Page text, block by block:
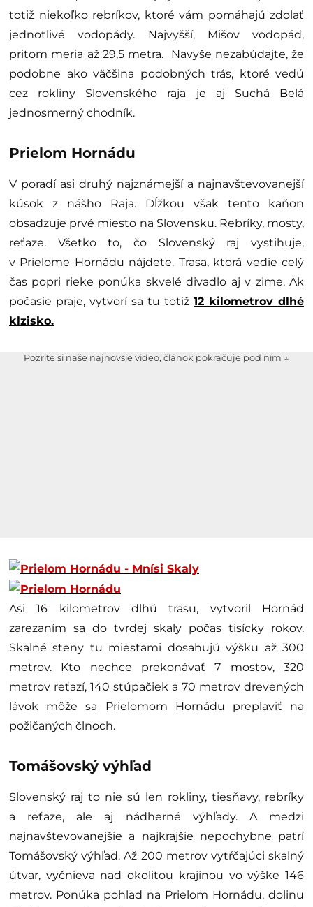
totiž niekoľko rebríkov, ktoré vám pomáhajú zdolať
jednotlivé vodopády. Najvyšší, Mišov vodopád,
pritom meria až 29,5 metra. Navyše nezabúdajte, že
podobne ako väčšina podobných trás, ktoré vedú
cez rokliny Slovenského raja je aj Suchá Belá
jednosmerný chodník.
Prielom Hornádu
V poradí asi druhý najznámejší a najnavštevovanejší
kúsok z nášho Raja. Dĺžkou však tento kaňon
obsadzuje prvé miesto na Slovensku. Rebríky, mosty,
reťaze. Všetko to, čo Slovenský raj vystihuje,
v Prielome Hornádu nájdete. Trasa, ktorá vedie celý
čas popri rieke ponúka skvelé divadlo aj v zime. Ak
počasie praje, vytvorí sa tu totiž 12 kilometrov dlhé
klzisko.
Pozrite si naše najnovšie video, článok pokračuje pod ním ↓
Asi 16 kilometrov dlhú trasu, vytvoril Hornád
zarezaním sa do tvrdej skaly počas tisícky rokov.
Skalné steny tu miestami dosahujú výšku až 300
metrov. Kto nechce prekonávať 7 mostov, 320
metrov reťazí, 140 stúpačiek a 70 metrov drevených
lávok môže sa Prielomom Hornádu preplaviť na
požičaných člnoch.
Tomášovský výhľad
Slovenský raj to nie sú len rokliny, tiesňavy, rebríky
a reťaze, ale aj nádherné výhľady. A medzi
najnavštevovanejšie a najkrajšie nepochybne patrí
Tomášovský výhľad. Až 200 metrov vytŕčajúci skalný
útvar, vyčnieva nad okolitou krajinou vo výške 146
metrov. Ponúka pohľad na Prielom Hornádu, dolinu